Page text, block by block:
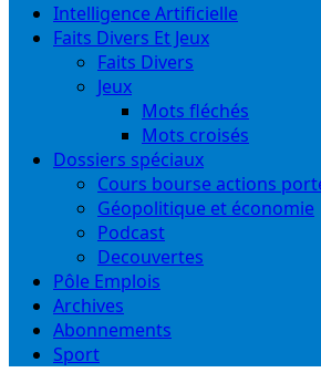
Intelligence Artificielle
Faits Divers Et Jeux
Faits Divers
Jeux
Mots fléchés
Mots croisés
Dossiers spéciaux
Cours bourse actions
Géopolitique et économie
Podcast
Decouvertes
Pôle Emplois
Archives
Abonnements
Sport